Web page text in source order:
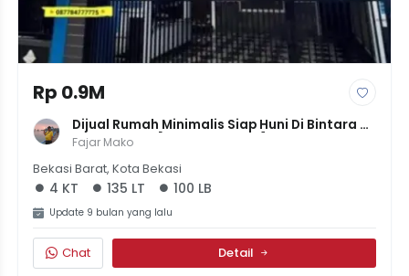
Rp 0.9M
Dijual Rumah Minimalis Siap Huni Di Bintara
Jaya, Bekasi [LT 135m² - 4 KT] - Rp 900 Jt
Fajar Mako
Bekasi Barat, Kota Bekasi
4 KT 135 LT 100 LB
Update 9 bulan yang lalu
Chat Detail